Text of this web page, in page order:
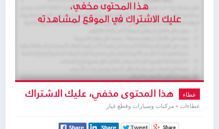
عطاء هذا المحتوى مخفي، عليك الاشتراك
لمشاهدته
عطاءات » مركبات وسيارات وقطع غيار